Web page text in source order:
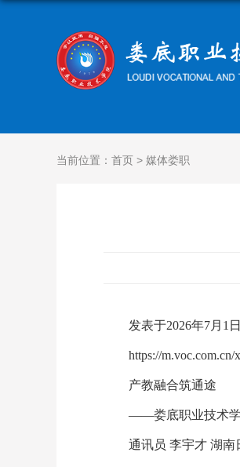
当前位置： 首页 > 媒体娄职
发表于2026年7月1日
https://m.voc.com.cn/
产教融合筑通途
——娄底职业技术学
通讯员 李宇才 湖南